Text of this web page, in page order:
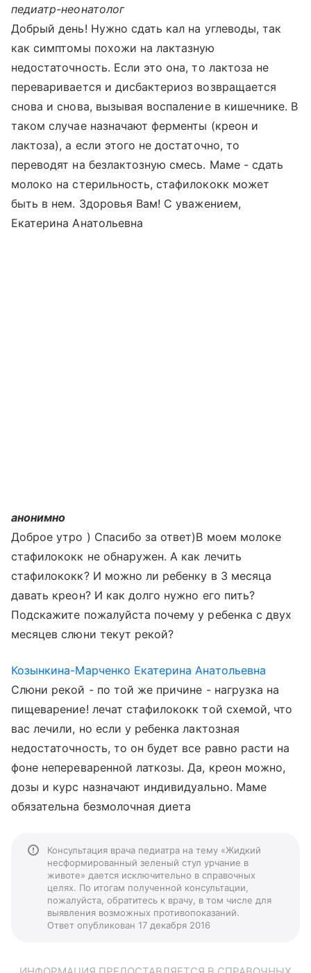
педиатр-неонатолог
Добрый день! Нужно сдать кал на углеводы, так
как симптомы похожи на лактазную
недостаточность. Если это она, то лактоза не
переваривается и дисбактериоз возвращается
снова и снова, вызывая воспаление в кишечнике. В
таком случае назначают ферменты (креон и
лактоза), а если этого не достаточно, то
переводят на безлактозную смесь. Маме - сдать
молоко на стерильность, стафилококк может
быть в нем. Здоровья Вам! С уважением,
Екатерина Анатольевна
анонимно
Доброе утро ) Спасибо за ответ)В моем молоке
стафилококк не обнаружен. А как лечить
стафилококк? И можно ли ребенку в 3 месяца
давать креон? И как долго нужно его пить?
Подскажите пожалуйста почему у ребенка с двух
месяцев слюни текут рекой?
Козынкина-Марченко Екатерина Анатольевна
Слюни рекой - по той же причине - нагрузка на
пищеварение! лечат стафилококк той схемой, что
вас лечили, но если у ребенка лактозная
недостаточность, то он будет все равно расти на
фоне непереваренной латкозы. Да, креон можно,
дозы и курс назначают индивидуально. Маме
обязательна безмолочная диета
Консультация врача педиатра на тему «Жидкий
несформированный зеленый стул урчание в
животе» дается исключительно в справочных
целях. По итогам полученной консультации,
пожалуйста, обратитесь к врачу, в том числе для
выявления возможных противопоказаний.
Ответ опубликован 17 декабря 2016